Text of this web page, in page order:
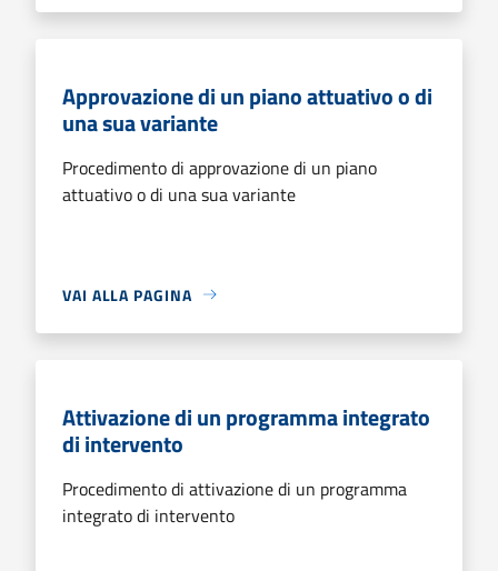
Approvazione di un piano attuativo o di
una sua variante
Procedimento di approvazione di un piano
attuativo o di una sua variante
VAI ALLA PAGINA
Attivazione di un programma integrato
di intervento
Procedimento di attivazione di un programma
integrato di intervento